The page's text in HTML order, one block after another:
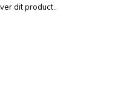
dit product..